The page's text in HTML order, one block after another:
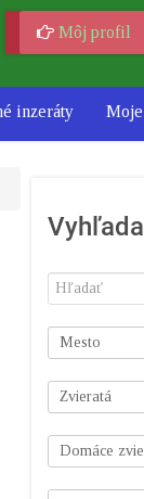
Môj profil
inzeráty